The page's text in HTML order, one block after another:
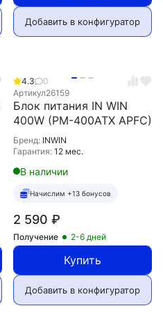
Добавить в конфигуратор
4.3
0
Артикул26159
Блок питания IN WIN
400W (PM-400ATX APFC)
Бренд: INWIN
Гарантия: 12 мес.
В наличии
Начислим +13 бонусов
2 590 ₽
Получение 2-6 дней
Купить
Добавить в конфигуратор